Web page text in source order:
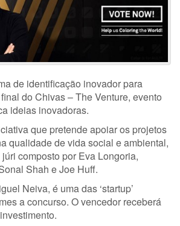
de identificação inovador para
do Chivas – The Venture, evento
ideias inovadoras.
que pretende apoiar os projetos
qualidade de vida social e ambiental,
composto por Eva Longoria,
Shah e Joe Huff.
Neiva, é uma das ‘startup’
a concurso. O vencedor receberá